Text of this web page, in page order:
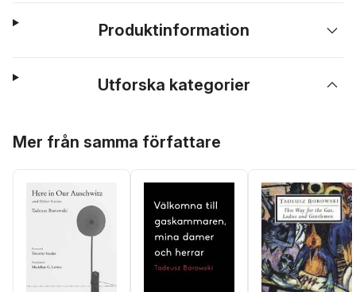
Produktinformation
Utforska kategorier
Mer från samma författare